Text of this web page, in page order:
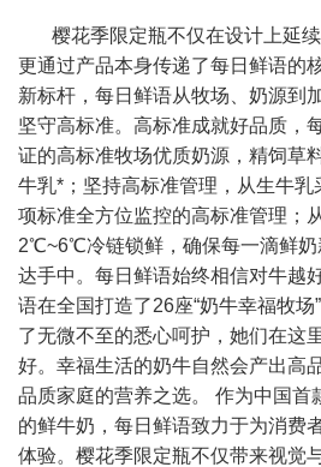
樱花季限定瓶不仅在设计上延
更通过产品本身传递了每日鲜语的
新标杆，每日鲜语从牧场、奶源到
坚守高标准。高标准成就好品质，
证的高标准牧场优质奶源，精饲草
牛乳*；坚持高标准管理，从生牛
项标准全方位监控的高标准管理；
2℃~6℃冷链锁鲜，确保每一滴鲜奶
达手中。每日鲜语始终相信对牛越
语在全国打造了26座“奶牛幸福牧场
了无微不至的悉心呵护，她们在这
好。幸福生活的奶牛自然会产出高
品质家庭的营养之选。 作为中国首
的鲜牛奶，每日鲜语致力于为消费
体验。樱花季限定瓶不仅带来视觉